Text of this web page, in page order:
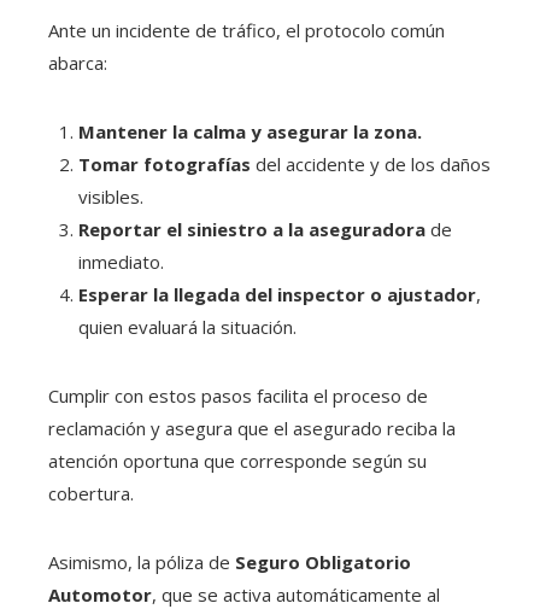
Ante un incidente de tráfico, el protocolo común
abarca:
Mantener la calma y asegurar la zona.
Tomar fotografías del accidente y de los daños
visibles.
Reportar el siniestro a la aseguradora de
inmediato.
Esperar la llegada del inspector o ajustador,
quien evaluará la situación.
Cumplir con estos pasos facilita el proceso de
reclamación y asegura que el asegurado reciba la
atención oportuna que corresponde según su
cobertura.
Asimismo, la póliza de Seguro Obligatorio
Automotor, que se activa automáticamente al